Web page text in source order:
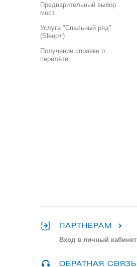
Предварительный выбор
мест
Услуга "Спальный ряд"
(Sleep+)
Получение справки о
перелёте
ПАРТНЕРАМ
Вход в личный кабинет
ОБРАТНАЯ СВЯЗЬ